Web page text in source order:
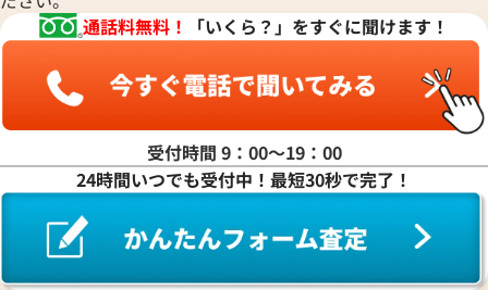
通話料無料！
「いくら？」をすぐに聞けます！
受付時間 9：00〜19：00
24時間いつでも受付中！最短30秒で完了！